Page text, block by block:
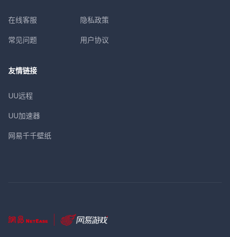
在线客服
常见问题
隐私政策
用户协议
友情链接
UU远程
UU加速器
网易千千壁纸